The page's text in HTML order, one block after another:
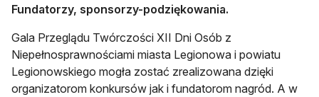
Fundatorzy, sponsorzy-podziękowania.
Gala Przeglądu Twórczości XII Dni Osób z
Niepełnosprawnościami miasta Legionowa i powiatu
Legionowskiego mogła zostać zrealizowana dzięki
organizatorom konkursów jak i fundatorom nagród. A w